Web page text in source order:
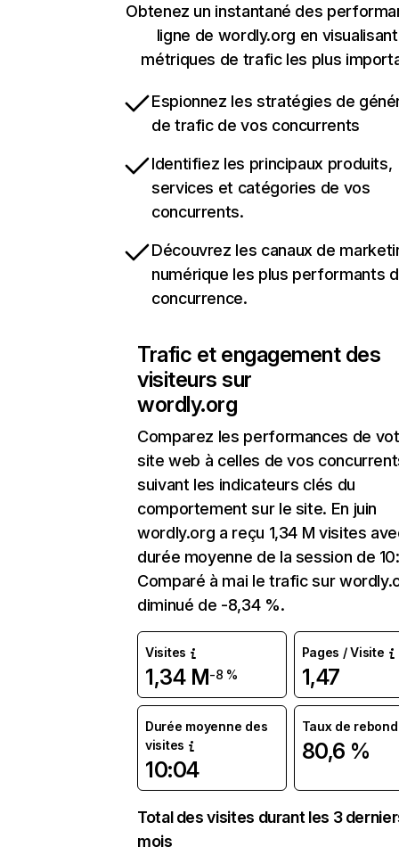
Obtenez un instantané des
ligne de wordly.org en
métriques de trafic les plus
Espionnez les stratégies de
de trafic de vos concurrents
Identifiez les principaux produits,
services et catégories de vos
concurrents.
Découvrez les canaux de
numérique les plus performants
concurrence.
Trafic et engagement des
visiteurs sur
wordly.org
Comparez les performances de
site web à celles de vos
suivant les indicateurs clés du
comportement sur le site. En juin
wordly.org a reçu 1,34 M visites
durée moyenne de la session de
Comparé à mai le trafic sur
diminué de -8,34 %.
Visites
1,34 M-8 %
Pages / Visite
1,47
Durée moyenne des
visites
10:04
Taux de rebond
80,6 %
Total des visites durant les 3
mois